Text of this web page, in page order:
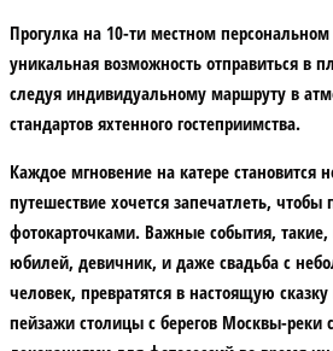
Прогулка на 10-ти местном персональном
уникальная возможность отправиться в
следуя индивидуальному маршруту в
стандартов яхтенного гостеприимства.
Каждое мгновение на катере становится
путешествие хочется запечатлеть,
фотокарточками. Важные события,
юбилей, девичник, и даже свадьба с
человек, превратятся в настоящую
пейзажи столицы с берегов Москвы-реки